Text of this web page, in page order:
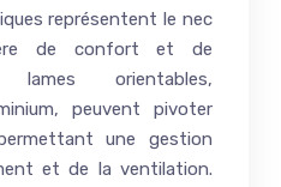
représentent le nec
de confort et de
lames orientables,
peuvent pivoter
une gestion
et de la ventilation.